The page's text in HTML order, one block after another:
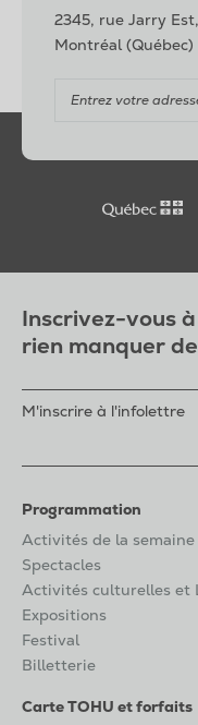
2345, rue Jarry Est,
Montréal (Québec)
Inscrivez-vous
rien manquer
M'inscrire à l'infolettre
Programmation
Activités de la semaine
Spectacles
Activités culturelles et
Expositions
Festival
Billetterie
Carte TOHU et forfaits